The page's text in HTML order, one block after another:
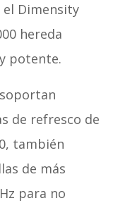
el Dimensity
hereda
potente.
de refresco de
también
de más
para no